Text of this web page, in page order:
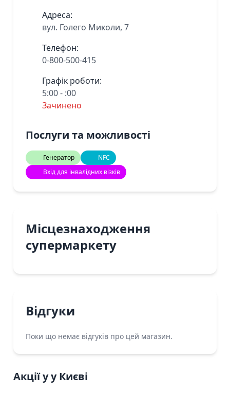
Адреса:
вул. Голего Миколи, 7
Телефон:
0-800-500-415
Графік роботи:
5:00 - :00
Зачинено
Послуги та можливості
Генератор
NFC
Вхід для інвалідних візків
Місцезнаходження
супермаркету
Відгуки
Поки що немає відгуків про цей магазин.
Акції у у Києві